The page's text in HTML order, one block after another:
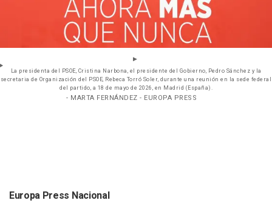
La presidenta del PSOE, Cristina Narbona, el presidente del Gobierno, Pedro Sánchez y la
secretaria de Organización del PSOE, Rebeca Torró Soler, durante una reunión en la sede federal
del partido, a 18 de mayo de 2026, en Madrid (España).
- MARTA FERNÁNDEZ - EUROPA PRESS
Europa Press Nacional